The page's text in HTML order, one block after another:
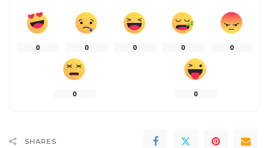
0 0 0 0 0
0 0
SHARES